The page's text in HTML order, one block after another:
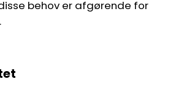
behov er afgørende for